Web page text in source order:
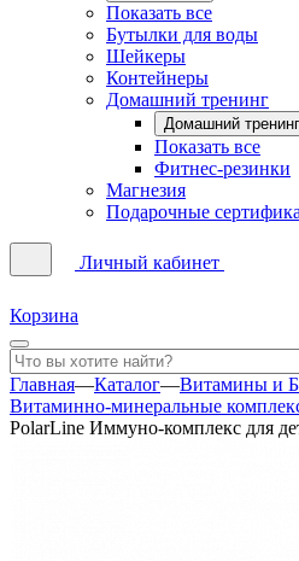
Показать все
Бутылки для воды
Шейкеры
Контейнеры
Домашний тренинг
Домашний тренинг
Показать все
Фитнес-резинки
Магнезия
Подарочные
Личный кабинет
Корзина
Главная—Каталог—Витамины и
Витаминно-минеральные
PolarLine Иммуно-комплекс для